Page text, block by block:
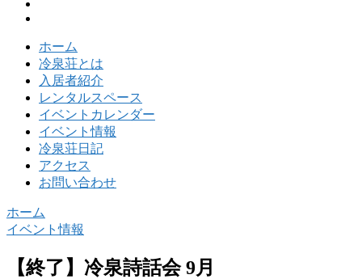
ホーム
冷泉荘とは
入居者紹介
レンタルスペース
イベントカレンダー
イベント情報
冷泉荘日記
アクセス
お問い合わせ
ホーム
イベント情報
【終了】冷泉詩話会 9月